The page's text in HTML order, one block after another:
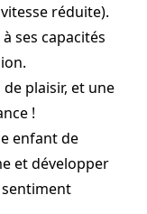
réduite).
ses capacités
de plaisir, et une
!
enfant de
et développer